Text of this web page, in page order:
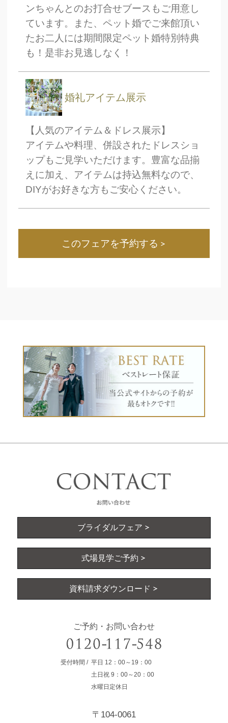
ンちゃんとのお打合せブースもご用意し
ています。また、ペット婚でご来館頂い
たお二人には期間限定ペット婚特別特典
も！是非お見逃しなく！
婚礼アイテム展示
【人気のアイテム＆ドレス展示】
アイテムや料理、併設されたドレスショ
ップもご見学いただけます。豊富な品揃
えに加え、アイテムは持込無料なので、
DIYがお好きな方もご安心ください。
このフェアを予約する
ブライダルフェア
式場見学ご予約
資料請求ダウンロード
ご予約・お問い合わせ
受付時間 平日 12：00～19：00
土日祝 9：00～20：00
水曜日定休日
〒104-0061